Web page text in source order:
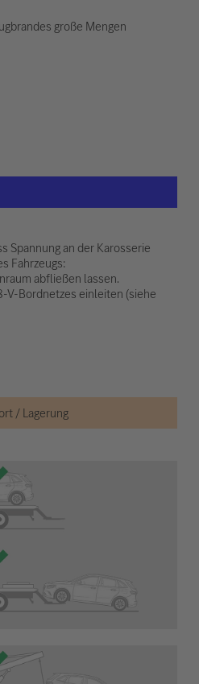
große Mengen
Spannung an der Karosserie
Fahrzeugs:
abfließen lassen.
V-Bordnetzes einleiten (siehe
/ Lagerung